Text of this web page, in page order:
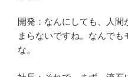
開発：なんにしても、人間
まらないですね。なんで
な。